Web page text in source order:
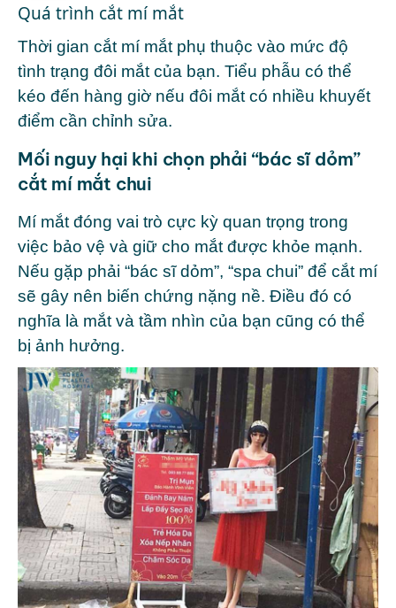
Quá trình cắt mí mắt
Thời gian cắt mí mắt phụ thuộc vào mức độ
tình trạng đôi mắt của bạn. Tiểu phẫu có thể
kéo đến hàng giờ nếu đôi mắt có nhiều khuyết
điểm cần chỉnh sửa.
Mối nguy hại khi chọn phải “bác sĩ dỏm”
cắt mí mắt chui
Mí mắt đóng vai trò cực kỳ quan trọng trong
việc bảo vệ và giữ cho mắt được khỏe mạnh.
Nếu gặp phải “bác sĩ dỏm”, “spa chui” để cắt mí
sẽ gây nên biến chứng nặng nề. Điều đó có
nghĩa là mắt và tầm nhìn của bạn cũng có thể
bị ảnh hưởng.